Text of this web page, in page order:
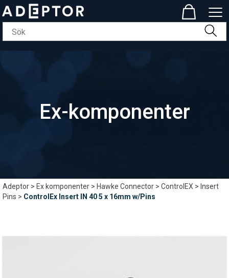
Ex-komponenter
Adeptor>Ex komponenter>Hawke Connector>ControlEX> Insert
Pins>ControlEx Insert IN 40 5 x 16mm w/Pins